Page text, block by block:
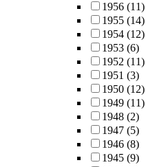
1956 (11)
1955 (14)
1954 (12)
1953 (6)
1952 (11)
1951 (3)
1950 (12)
1949 (11)
1948 (2)
1947 (5)
1946 (8)
1945 (9)